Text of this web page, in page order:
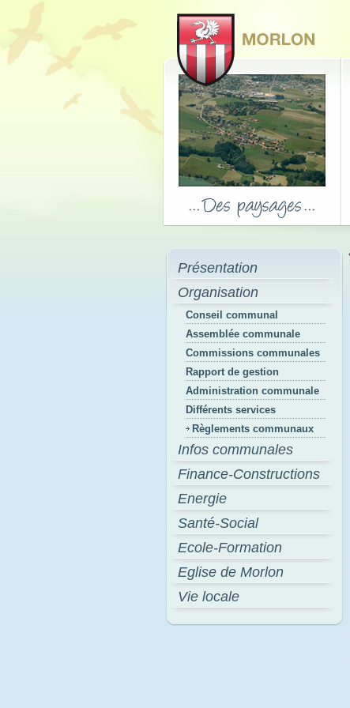
Présentation
Organisation
Conseil communal
Assemblée communale
Commissions communales
Rapport de gestion
Administration communale
Différents services
Règlements communaux
Infos communales
Finance-Constructions
Energie
Santé-Social
Ecole-Formation
Eglise de Morlon
Vie locale